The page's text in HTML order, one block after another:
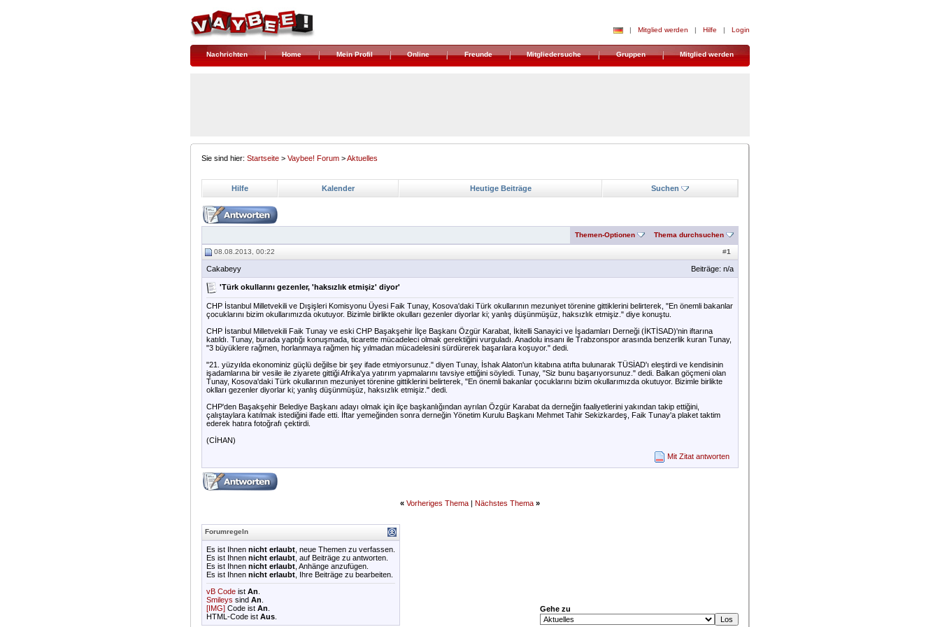
| Mitglied werden | Hilfe | Login
Nachrichten Home Mein Profil Online Freunde Mitgliedersuche Gruppen Mitglied werden
Sie sind hier: Startseite > Vaybee! Forum >Aktuelles
Hilfe Kalender Heutige Beiträge Suchen
Themen-Optionen Thema durchsuchen
#1
08.08.2013, 00:22
Cakabeyy Beiträge: n/a
'Türk okullarını gezenler, 'haksızlık etmişiz' diyor'
CHP İstanbul Milletvekili ve Dışişleri Komisyonu Üyesi Faik Tunay, Kosova'daki Türk okullarının mezuniyet törenine gittiklerini belirterek, "En önemli bakanlar
çocuklarını bizim okullarımızda okutuyor. Bizimle birlikte okulları gezenler diyorlar ki; yanlış düşünmüşüz, haksızlık etmişiz." diye konuştu.
CHP İstanbul Milletvekili Faik Tunay ve eski CHP Başakşehir İlçe Başkanı Özgür Karabat, İkitelli Sanayici ve İşadamları Derneği (İKTİSAD)'nin iftarına
katıldı. Tunay, burada yaptığı konuşmada, ticarette mücadeleci olmak gerektiğini vurguladı. Anadolu insanı ile Trabzonspor arasında benzerlik kuran Tunay,
"3 büyüklere rağmen, horlanmaya rağmen hiç yılmadan mücadelesini sürdürerek başarılara koşuyor." dedi.
"21. yüzyılda ekonominiz güçlü değilse bir şey ifade etmiyorsunuz." diyen Tunay, İshak Alaton'un kitabına atıfta bulunarak TÜSİAD'ı eleştirdi ve kendisinin
işadamlarına bir vesile ile ziyarete gittiği Afrika'ya yatırım yapmalarını tavsiye ettiğini söyledi. Tunay, "Siz bunu başarıyorsunuz." dedi. Balkan göçmeni olan
Tunay, Kosova'daki Türk okullarının mezuniyet törenine gittiklerini belirterek, "En önemli bakanlar çocuklarını bizim okullarımızda okutuyor. Bizimle birlikte
oklları gezenler diyorlar ki; yanlış düşünmüşüz, haksızlık etmişiz." dedi.
CHP'den Başakşehir Belediye Başkanı adayı olmak için ilçe başkanlığından ayrılan Özgür Karabat da derneğin faaliyetlerini yakından takip ettiğini,
çalıştaylara katılmak istediğini ifade etti. İftar yemeğinden sonra derneğin Yönetim Kurulu Başkanı Mehmet Tahir Sekizkardeş, Faik Tunay'a plaket taktim
ederek hatıra fotoğrafı çektirdi.
(CİHAN)
Mit Zitat antworten
« Vorheriges Thema | Nächstes Thema »
Forumregeln
Es ist Ihnen nicht erlaubt , neue Themen zu verfassen.
Es ist Ihnen nicht erlaubt , auf Beiträge zu antworten.
Es ist Ihnen nicht erlaubt , Anhänge anzufügen.
Es ist Ihnen nicht erlaubt , Ihre Beiträge zu bearbeiten.
vB Code ist An
Smileys sind An
[IMG] Code ist An
HTML-Code ist Aus
Gehe zu